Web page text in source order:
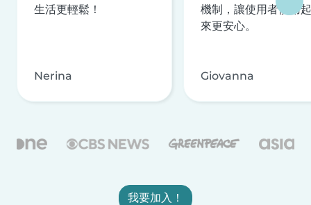
生活更輕鬆！
Nerina
機制，讓使用者使用起
來更安心。
Giovanna
我要加入！